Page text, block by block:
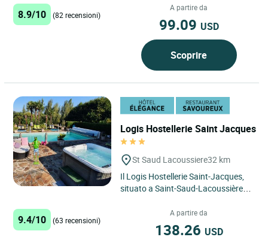
gras nel Périgord...
8.9/10 (82 recensioni)
A partire da
99.09 USD
Scoprire
Logis Hostellerie Saint Jacques
St Saud Lacoussiere32 km
Il Logis Hostellerie Saint-Jacques,
situato a Saint-Saud-Lacoussière, è
viaggiatori in cerca...
9.4/10 (63 recensioni)
A partire da
138.26 USD